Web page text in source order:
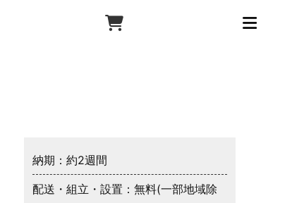
納期：約2週間
配送・組立・設置：無料(一部地域除